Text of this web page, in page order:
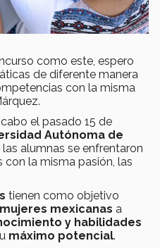
como este, espero
de diferente manera
con la misma
el pasado 15 de
Autónoma de
las alumnas se enfrentaron
la misma pasión, las
tienen como objetivo
mexicanas a
y habilidades
máximo potencial.